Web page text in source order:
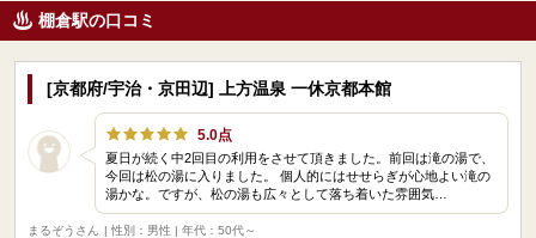
棚倉駅の口コミ
[京都府/宇治・京田辺] 上方温泉 一休京都本館
5.0点
夏日が続く中2回目の利用をさせて頂きました。前回は滝の湯で、
今回は松の湯に入りました。 個人的にはせせらぎが心地よい滝の
湯かな。ですが、松の湯も広々として落ち着いた雰囲気…
まるぞうさん
| 性別：男性 | 年代：50代～